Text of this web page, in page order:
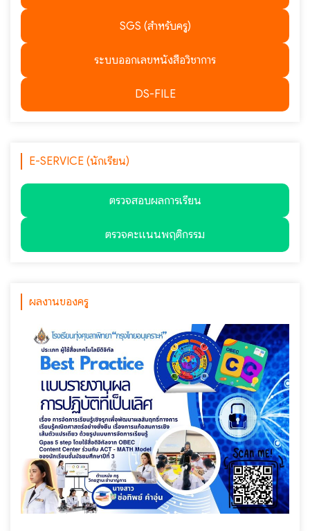
SGS (สำหรับครู)
ระบบออกเลขหนังสือวิชาการ
DS-FILE
E-SERVICE (นักเรียน)
ตรวจสอบผลการเรียน
ตรวจคะแนนพฤติกรรม
ผลงานของครู